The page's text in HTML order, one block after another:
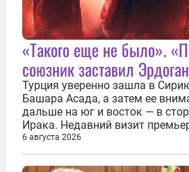
«Такого еще не было».
союзник заставил
Турция уверенно зашла в
Башара Асада, а затем ее
дальше на юг и восток — в
Ирака. Недавний визит
Анкару, договоры об участии
TPAO в разработке нефти
«Дороги развития»
6 августа 2026